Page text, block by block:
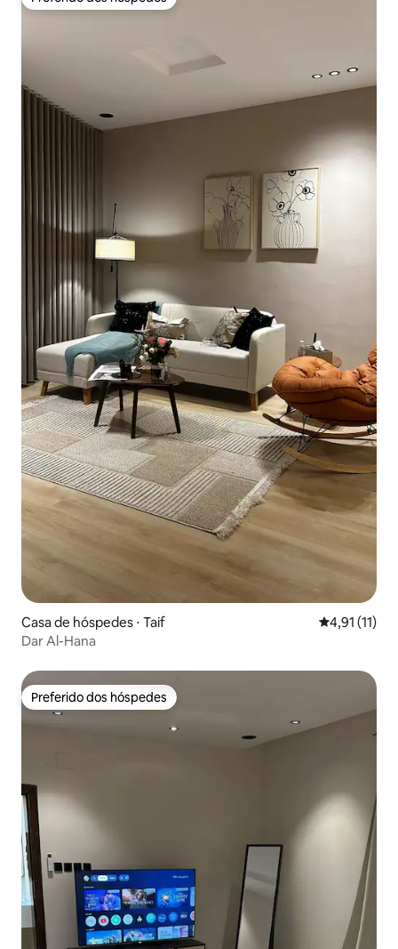
Preferido dos hóspedes
Casa de hóspedes ⋅ Taif 4,91 de uma
4,91 (11)
Dar Al-Hana
Preferido dos hóspedes
Preferido dos hóspedes